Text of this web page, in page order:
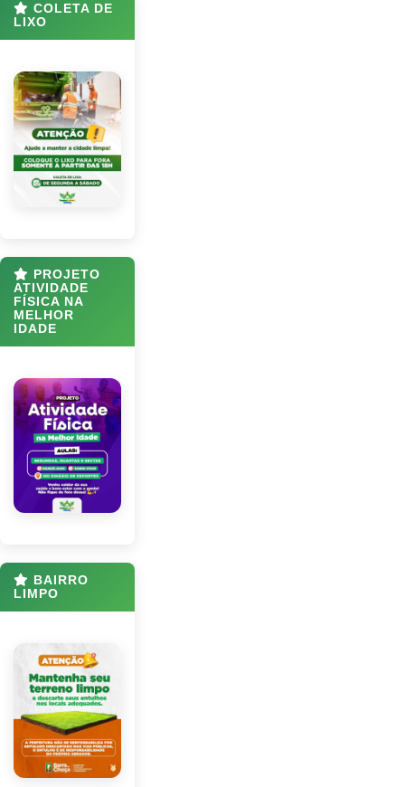
COLETA DE
LIXO
PROJETO
ATIVIDADE
FÍSICA NA
MELHOR
IDADE
BAIRRO
LIMPO